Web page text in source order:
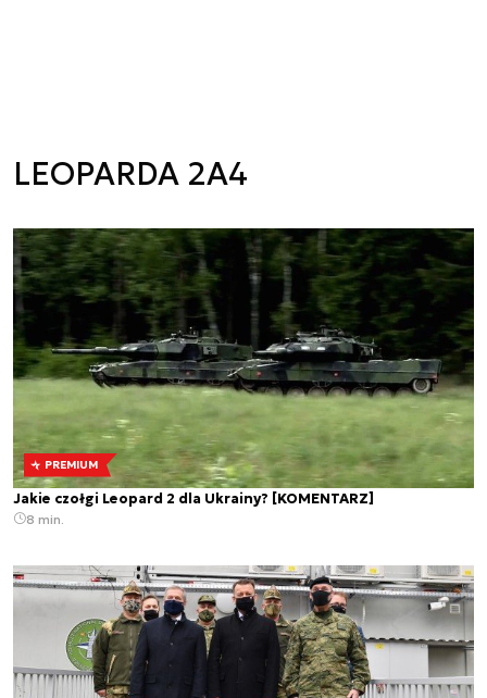
LEOPARDA 2A4
PREMIUM
Jakie czołgi Leopard 2 dla Ukrainy? [KOMENTARZ]
8 min.